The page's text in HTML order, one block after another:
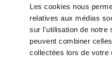
Les cookies nous
relatives aux médias
sur l'utilisation de notre
peuvent combiner
collectées lors de votre